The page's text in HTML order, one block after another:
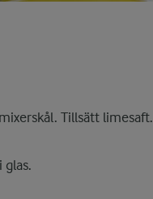
Tillsätt limesaft.
glas.